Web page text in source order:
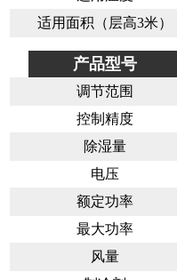
适用面积（层高3米）
产品型号
调节范围
控制精度
除湿量
电压
额定功率
最大功率
风量